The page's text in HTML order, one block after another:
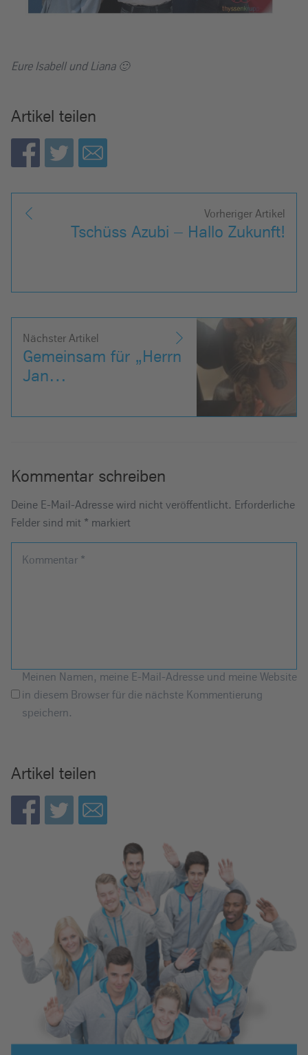
Eure Isabell und Liana 🙂
Artikel teilen
Vorheriger Artikel
Tschüss Azubi – Hallo Zukunft!
Nächster Artikel
Gemeinsam für „Herrn
Jan…
Kommentar schreiben
Deine E-Mail-Adresse wird nicht veröffentlicht. Erforderliche
Felder sind mit * markiert
Kommentar *
Meinen Namen, meine E-Mail-Adresse und meine Website
in diesem Browser für die nächste Kommentierung
speichern.
Artikel teilen